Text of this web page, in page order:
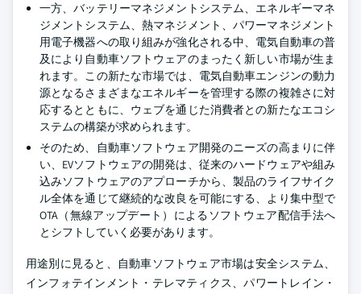
一方、バッテリーマネジメントシステム、エネルギーマネ
ジメントシステム、熱マネジメント、パワーマネジメント
用電子機器への取り組みが強化される中、電気自動車の普
及により自動車ソフトウェアのまったく新しい市場が生ま
れます。この新たな市場では、電気自動車エンジンの動力
源となるさまざまなエネルギーを管理する際の複雑さに対
応するとともに、ウェブを通じた消費者との新たなエコシ
ステムの構築が求められます。
そのため、自動車ソフトウェア開発のニーズの高まりに伴
い、EVソフトウェアの開発は、従来のハードウェアや組み
込みソフトウェアのアプローチから、製品のライフサイク
ル全体を通じて継続的な改良を可能にする、より集中型で
OTA（無線アップデート）によるソフトウェア配信手法へ
とシフトしていく必要があります。
用途別に見ると、自動車ソフトウェア市場は安全システム、
インフォテインメント・テレマティクス、パワートレイン・